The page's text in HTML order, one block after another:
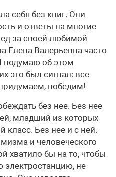
себя без книг. Они
и ответы на многие
за своей любимой
Елена Валерьевна часто
подумаю об этом
это был сигнал: все
победим!
без нее. Без нее
младший из которых
класс. Без нее и с ней.
и человеческого
хватило бы на то, чтобы
электростанцию, не